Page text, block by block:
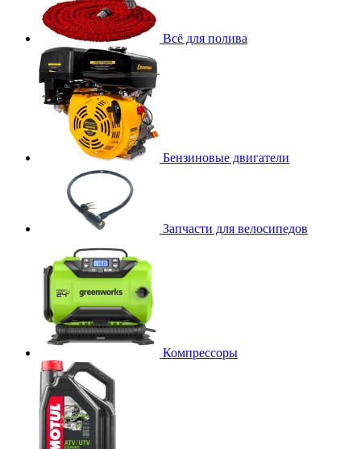
Всё для полива
Бензиновые двигатели
Запчасти для велосипедов
Компрессоры